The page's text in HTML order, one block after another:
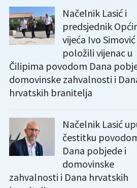
Načelnik Lasić i
predsjednik
vijeća Ivo Simović
položili vijenac u
Čilipima povodom Dana
domovinske zahvalnosti i
hrvatskih branitelja
Načelnik Lasić
čestitku
Dana pobjede i
domovinske
zahvalnosti i Dana hrvatskih